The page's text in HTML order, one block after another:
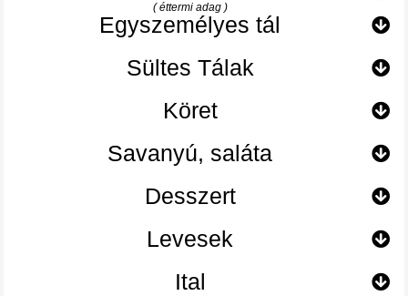
( éttermi adag )
Egyszemélyes tál
Sültes Tálak
Köret
Savanyú, saláta
Desszert
Levesek
Ital